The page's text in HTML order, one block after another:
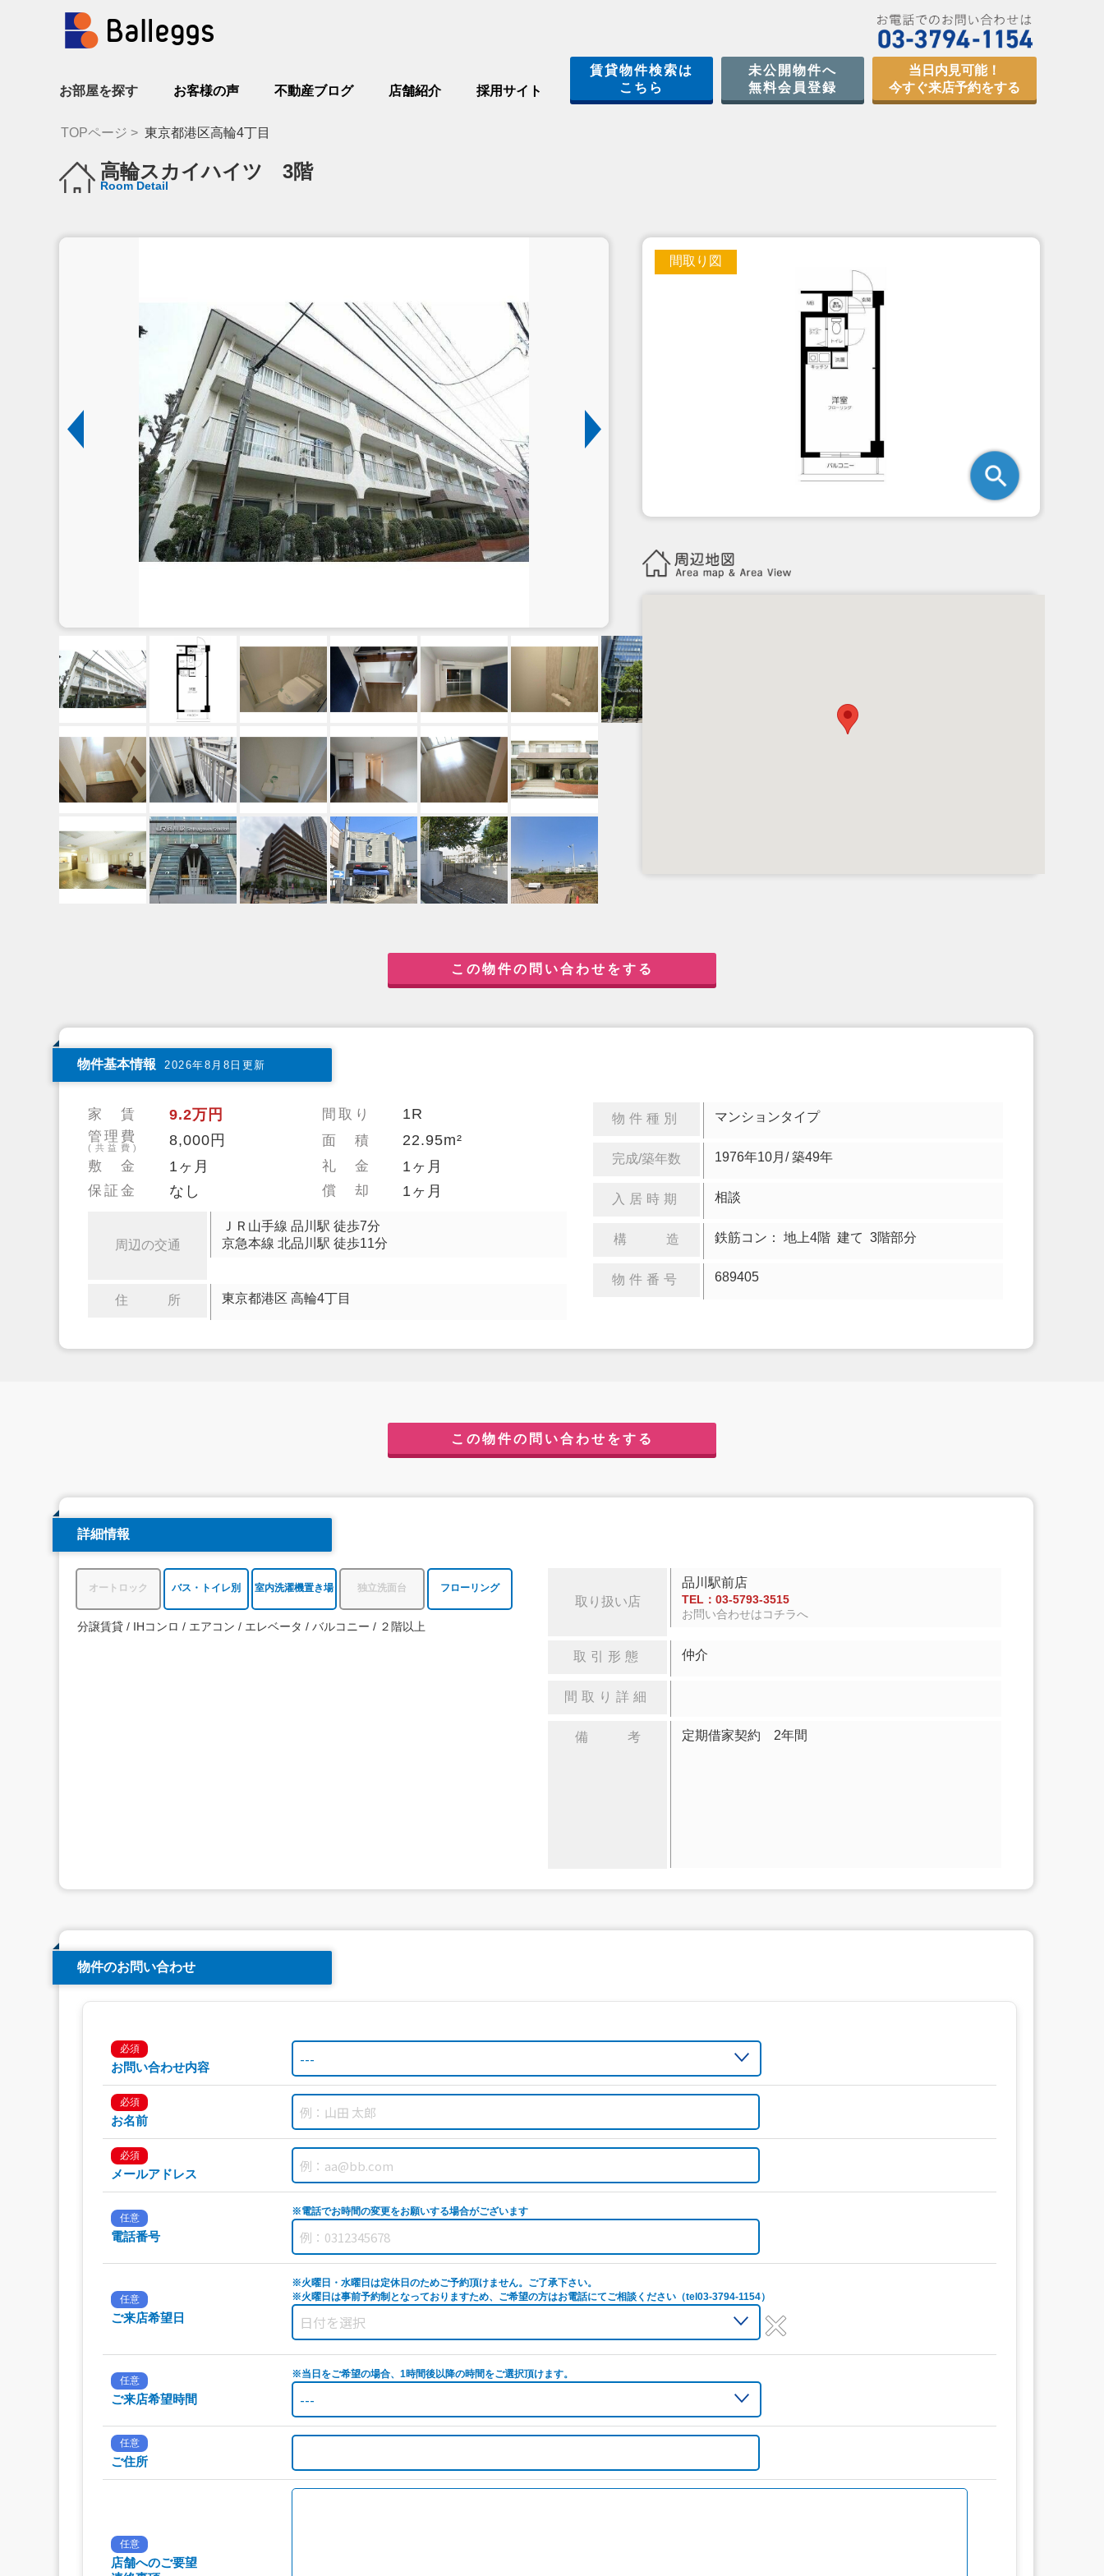
お部屋を探す お客様の声 不動産ブログ 店舗紹介 採用サイト
賃貸物件検索は
こちら
未公開物件へ
無料会員登録
当日内見可能！
今すぐ来店予約をする
TOPページ 東京都港区高輪4丁目
高輪スカイハイツ 3階
Room Detail
間取り図
この物件の問い合わせをする
物件基本情報 2026年8月8日更新
家 賃 9.2万円 間取り 1R
管理費
(共益費) 8,000円 面 積 22.95m²
敷 金 1ヶ月 礼 金 1ヶ月
保証金 なし 償 却 1ヶ月
周辺の交通
ＪＲ山手線 品川駅 徒歩7分
京急本線 北品川駅 徒歩11分
住 所 東京都港区 高輪4丁目
物件種別 マンションタイプ
完成/築年数 1976年10月/ 築49年
入居時期 相談
構 造 鉄筋コン： 地上4階 建て 3階部分
物件番号 689405
この物件の問い合わせをする
詳細情報
オートロック バス・トイレ別 室内洗濯機置き場 独立洗面台 フローリング
分譲賃貸 IHコンロ エアコン エレベータ バルコニー ２階以上
取り扱い店
品川駅前店
TEL：03-5793-3515
お問い合わせはコチラへ
取引形態 仲介
間取り詳細
備 考 定期借家契約 2年間
物件のお問い合わせ
必須
お問い合わせ内容
必須
お名前
必須
メールアドレス
任意
電話番号
※電話でお時間の変更をお願いする場合がございます
任意
ご来店希望日
※火曜日・水曜日は定休日のためご予約頂けません。ご了承下さい。
※火曜日は事前予約制となっておりますため、ご希望の方はお電話にてご相談ください（tel03-3794-1154）
任意
ご来店希望時間
※当日をご希望の場合、1時間後以降の時間をご選択頂けます。
任意
ご住所
任意
店舗へのご要望